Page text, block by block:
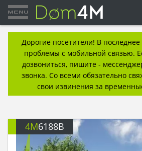
Дорогие посетители! В
проблемы с мобильной связью.
дозвониться, пишите -
звонка. Со всеми обязательно
свои извинения за
4M6188B